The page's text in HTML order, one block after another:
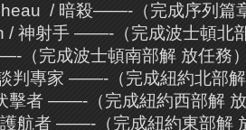
/ 暗殺——-（完成序列篇
/ 神射手 ——-（完成波士頓北
（完成波士頓南部解 放任務
判專家 ——-（完成紐約北部
擊者 ——-（完成紐約西部解
航者 ——-（完成紐約東部解